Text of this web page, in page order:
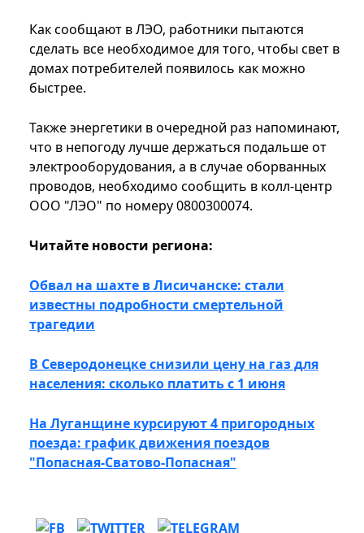
Как сообщают в ЛЭО, работники пытаются
сделать все необходимое для того, чтобы свет в
домах потребителей появилось как можно
быстрее.
Также энергетики в очередной раз напоминают,
что в непогоду лучше держаться подальше от
электрооборудования, а в случае оборванных
проводов, необходимо сообщить в колл-центр
ООО "ЛЭО" по номеру 0800300074.
Читайте новости региона:
Обвал на шахте в Лисичанске: стали
известны подробности смертельной
трагедии
В Северодонецке снизили цену на газ для
населения: сколько платить с 1 июня
На Луганщине курсируют 4 пригородных
поезда: график движения поездов
"Попасная-Сватово-Попасная"